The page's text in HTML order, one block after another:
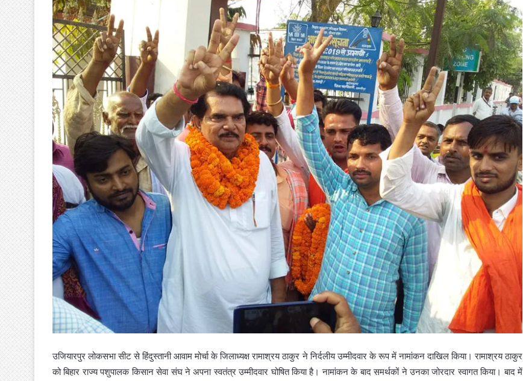
उजियारपुर लोकसभा सीट से हिंदुस्तानी आवाम मोर्चा के जिलाध्यक्ष रामाश्रय ठाकुर ने निर्दलीय उम्मीदवार के रूप में नामांकन दाखिल किया। रामाश्रय ठाकुर
को बिहार राज्य पशुपालक किसान सेवा संघ ने अपना स्वतंत्र उम्मीदवार घोषित किया है। नामांकन के बाद समर्थकों ने उनका जोरदार स्वागत किया। बाद में